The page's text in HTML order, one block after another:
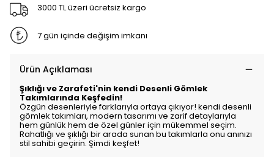
3000 TL üzeri ücretsiz kargo
7 gün içinde değişim imkanı
Ürün Açıklaması
Şıklığı ve Zarafeti'nin kendi Desenli Gömlek
Takımlarında Keşfedin!
Özgün desenleriyle farklarıyla ortaya çıkıyor! kendi desenli
gömlek takımları, modern tasarımı ve zarif detaylarıyla
hem günlük hem de özel günler için mükemmel seçim.
Rahatlığı ve şıklığı bir arada sunan bu takımlarla onu anınızı
stil sahibi geçirin. Şimdi keşfet!